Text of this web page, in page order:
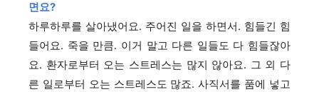
면요?
하루하루를 살아냈어요. 주어진 일을 하면서. 힘들긴 힘
들어요. 죽을 만큼. 이거 말고 다른 일들도 다 힘들잖아
요. 환자로부터 오는 스트레스는 많지 않아요. 그 외 다
른 일로부터 오는 스트레스도 많죠. 사직서를 품에 넣고